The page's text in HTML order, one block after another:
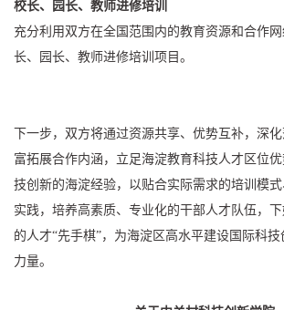
校长、园长、教师进修培训
充分利用双方在全国范围内的教育资源和合作
长、园长、教师进修培训项目。
下一步，双方将通过资源共享、优势互补，深
富拓展合作内涵，立足海淀教育科技人才区位
技创新的海淀经验，以贴合实际需求的培训模
实践，培养高素质、专业化的干部人才队伍，
的人才“先手棋”，为海淀区高水平建设国际科
力量。